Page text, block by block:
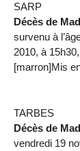
SARP
Décès de
survenu à
2010, à
[marron]Mis
TARBES
Décès de
vendredi 19